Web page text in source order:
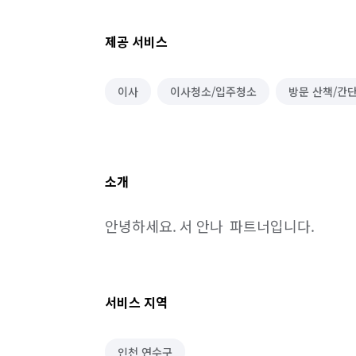
제공 서비스
이사 이사청소/입주청소 방문 산책/간
소개
안녕하세요. 서 안나  파트너입니다.
서비스 지역
인천 연수구